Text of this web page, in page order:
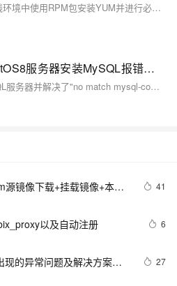
通过本文的方法，您可以在离线环境中使用RPM包安装YUM并进行必要的配置。这种方法适用于无法直接访问互联网的服务器或需要严格控制软件源的环境。通过配置本地YUM仓库，确保了软件包的安装和更新可以顺利进行。希望本文能够为您在特定环境中部署YUM提供实用的指导。
百度搜索：蓝易云【CentOS8服务器安装MySQL报错：no match mysql-community-server】
现在，你已经成功安装了MySQL服务器并解决了"no match mysql-community-server"的报错问题。祝你使用愉快！
镜像下载+挂载镜像+本地
）
41
以及自动注册 6
的异常问题及解决方案
27